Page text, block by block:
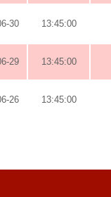
30 13:45:00
29 13:45:00
26 13:45:00